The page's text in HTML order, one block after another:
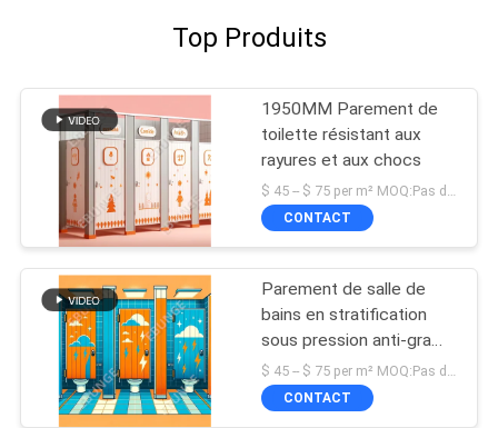
Top Produits
1950MM Parement de
toilette résistant aux
rayures et aux chocs
$ 45 -- $ 75 per m² MOQ:Pas de MOQ
CONTACT
Parement de salle de
bains en stratification
sous pression anti-graffiti
monté au sol
$ 45 -- $ 75 per m² MOQ:Pas de MOQ
CONTACT